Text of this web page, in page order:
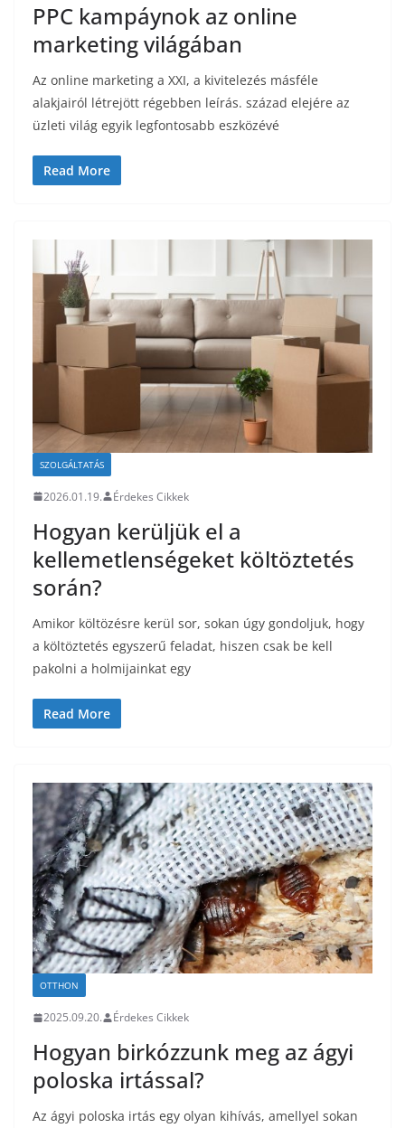
PPC kampáynok az online
marketing világában
Az online marketing a XXI, a kivitelezés másféle
alakjairól létrejött régebben leírás. század elejére az
üzleti világ egyik legfontosabb eszközévé
Read More
SZOLGÁLTATÁS
2026.01.19. Érdekes Cikkek
Hogyan kerüljük el a
kellemetlenségeket költöztetés
során?
Amikor költözésre kerül sor, sokan úgy gondoljuk, hogy
a költöztetés egyszerű feladat, hiszen csak be kell
pakolni a holmijainkat egy
Read More
OTTHON
2025.09.20. Érdekes Cikkek
Hogyan birkózzunk meg az ágyi
poloska irtással?
Az ágyi poloska irtás egy olyan kihívás, amellyel sokan